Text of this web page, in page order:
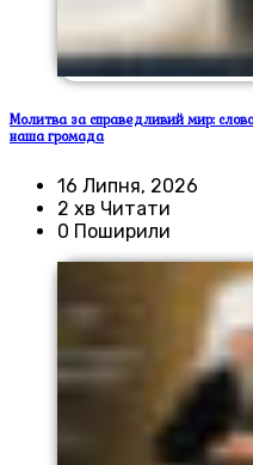
Молитва за справедливий мир:
наша громада
16 Липня, 2026
2 хв Читати
0 Поширили